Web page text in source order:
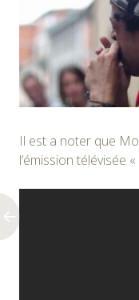
Il est a noter que
l’émission télévisée